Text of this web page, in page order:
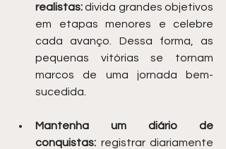
realistas: divida grandes objetivos
em etapas menores e celebre
cada avanço. Dessa forma, as
pequenas vitórias se tornam
marcos de uma jornada bem-
sucedida.
Mantenha um diário de
conquistas: registrar diariamente